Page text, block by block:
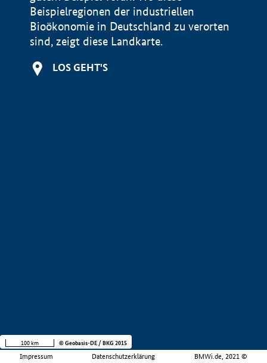
Beispielregionen der industriellen
Bioökonomie in Deutschland zu verorten
sind, zeigt diese Landkarte.
LOS GEHT'S
Impressum Datenschutzerklärung BMWi.de, 2021 ©
100 km © Geobasis-DE / BKG 2015